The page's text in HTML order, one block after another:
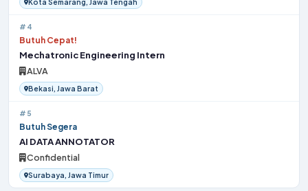
#4
Butuh Cepat!
Mechatronic Engineering Intern
ALVA
Bekasi, Jawa Barat
#5
Butuh Segera
AI DATA ANNOTATOR
Confidential
Surabaya, Jawa Timur